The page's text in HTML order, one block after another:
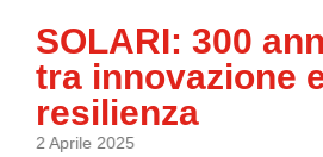
SOLARI: 300
tra innovazione
resilienza
2 Aprile 2025